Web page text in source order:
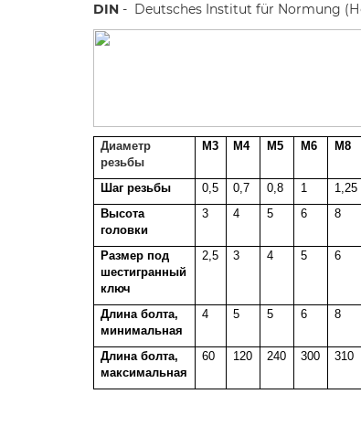
DIN - Deutsches Institut für Normung
Диаметр
резьбы
М3 М4 М5 М6 М8
Шаг резьбы 0,5 0,7 0,8 1 1,25
Высота
головки
3 4 5 6 8
Размер под
шестигранный
ключ
2,5 3 4 5 6
Длина болта,
минимальная
4 5 5 6 8
Длина болта,
максимальная
60 120 240 300 310